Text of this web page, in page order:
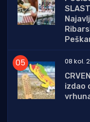
08 kol.
izdao